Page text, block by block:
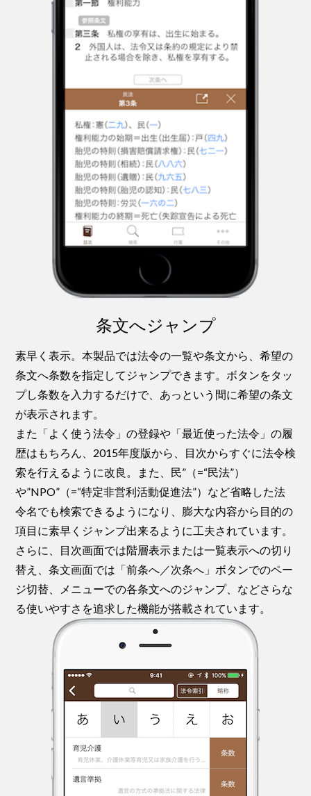
条文へジャンプ
素早く表示。本製品では法令の一覧や条文から、希望の
条文へ条数を指定してジャンプできます。ボタンをタッ
プし条数を入力するだけで、あっという間に希望の条文
が表示されます。
また「よく使う法令」の登録や「最近使った法令」の履
歴はもちろん、2015年度版から、目次からすぐに法令検
索を行えるように改良。また、民”（=“民法”）
や”NPO”（=“特定非営利活動促進法”）など省略した法
令名でも検索できるようになり、膨大な内容から目的の
項目に素早くジャンプ出来るように工夫されています。
さらに、目次画面では階層表示または一覧表示への切り
替え、条文画面では「前条へ／次条へ」ボタンでのペー
ジ切替、メニューでの各条文へのジャンプ、などさらな
る使いやすさを追求した機能が搭載されています。